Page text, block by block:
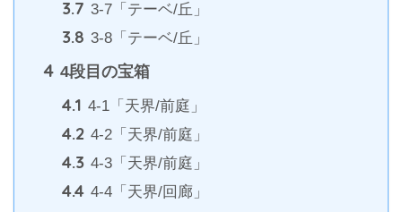
3.7 3-7「テーベ/丘」
3.8 3-8「テーベ/丘」
4 4段目の宝箱
4.1 4-1「天界/前庭」
4.2 4-2「天界/前庭」
4.3 4-3「天界/前庭」
4.4 4-4「天界/回廊」